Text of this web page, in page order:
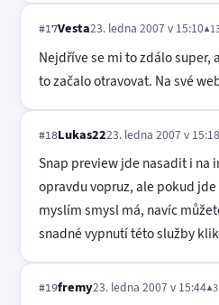
#17Vesta23. ledna 2007 v 15:10
Nejdříve se mi to zdálo super,
to začalo otravovat. Na své
#18Lukas2223. ledna 2007 v 15:18
Snap preview jde nasadit i na
opravdu vopruz, ale pokud
myslím smysl má, navíc
snadné vypnutí této služby
#19fremy23. ledna 2007 v 15:44